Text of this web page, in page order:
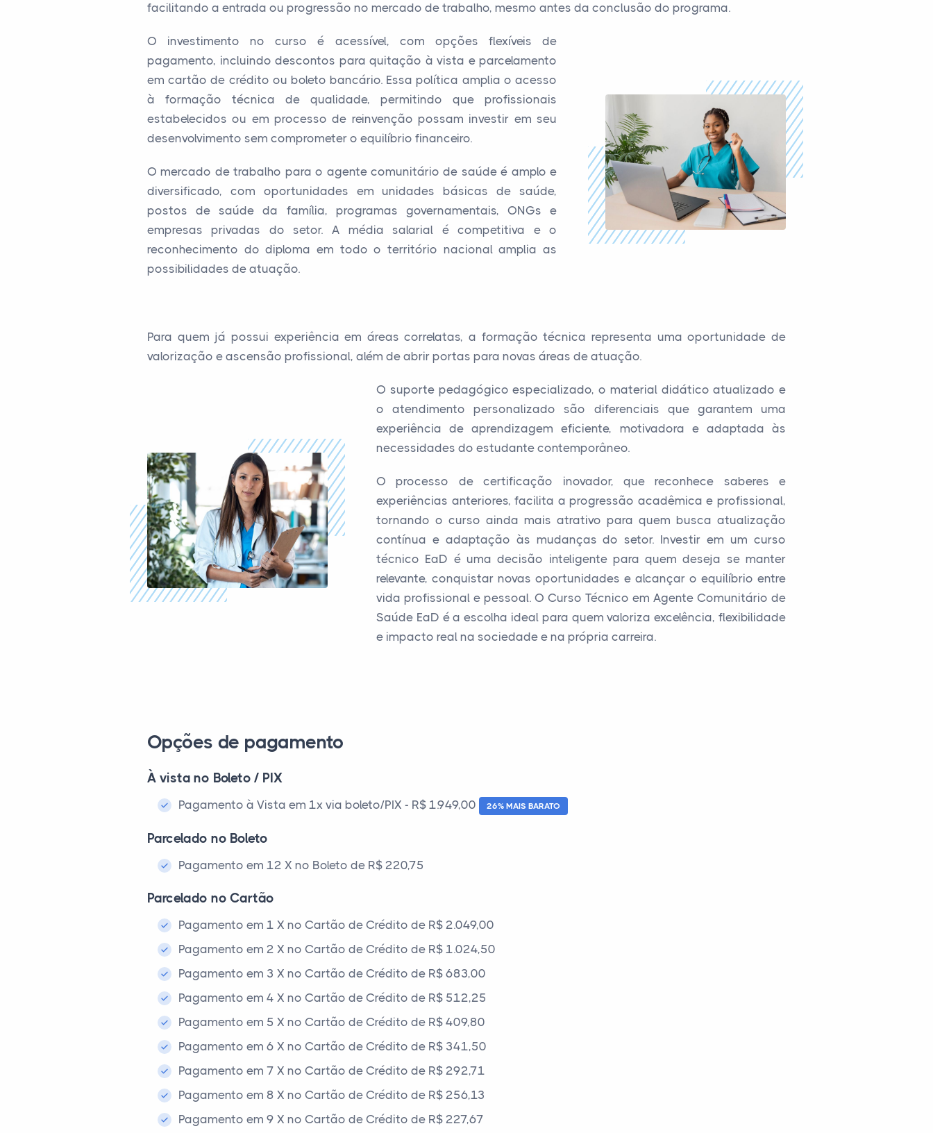
facilitando a entrada ou progressão no mercado de trabalho, mesmo antes da conclusão do programa.
O investimento no curso é acessível, com opções flexíveis de
pagamento, incluindo descontos para quitação à vista e parcelamento
em cartão de crédito ou boleto bancário. Essa política amplia o acesso
à formação técnica de qualidade, permitindo que profissionais
estabelecidos ou em processo de reinvenção possam investir em seu
desenvolvimento sem comprometer o equilíbrio financeiro.
O mercado de trabalho para o agente comunitário de saúde é amplo e
diversificado, com oportunidades em unidades básicas de saúde,
postos de saúde da família, programas governamentais, ONGs e
empresas privadas do setor. A média salarial é competitiva e o
reconhecimento do diploma em todo o território nacional amplia as
possibilidades de atuação.
Para quem já possui experiência em áreas correlatas, a formação técnica representa uma oportunidade de
valorização e ascensão profissional, além de abrir portas para novas áreas de atuação.
O suporte pedagógico especializado, o material didático atualizado e
o atendimento personalizado são diferenciais que garantem uma
experiência de aprendizagem eficiente, motivadora e adaptada às
necessidades do estudante contemporâneo.
O processo de certificação inovador, que reconhece saberes e
experiências anteriores, facilita a progressão acadêmica e profissional,
tornando o curso ainda mais atrativo para quem busca atualização
contínua e adaptação às mudanças do setor. Investir em um curso
técnico EaD é uma decisão inteligente para quem deseja se manter
relevante, conquistar novas oportunidades e alcançar o equilíbrio entre
vida profissional e pessoal. O Curso Técnico em Agente Comunitário de
Saúde EaD é a escolha ideal para quem valoriza excelência, flexibilidade
e impacto real na sociedade e na própria carreira.
Opções de pagamento
À vista no Boleto / PIX
Pagamento à Vista em 1x via boleto/PIX - R$ 1.949,00 26% MAIS BARATO
Parcelado no Boleto
Pagamento em 12 X no Boleto de R$ 220,75
Parcelado no Cartão
Pagamento em 1 X no Cartão de Crédito de R$ 2.049,00
Pagamento em 2 X no Cartão de Crédito de R$ 1.024,50
Pagamento em 3 X no Cartão de Crédito de R$ 683,00
Pagamento em 4 X no Cartão de Crédito de R$ 512,25
Pagamento em 5 X no Cartão de Crédito de R$ 409,80
Pagamento em 6 X no Cartão de Crédito de R$ 341,50
Pagamento em 7 X no Cartão de Crédito de R$ 292,71
Pagamento em 8 X no Cartão de Crédito de R$ 256,13
Pagamento em 9 X no Cartão de Crédito de R$ 227,67